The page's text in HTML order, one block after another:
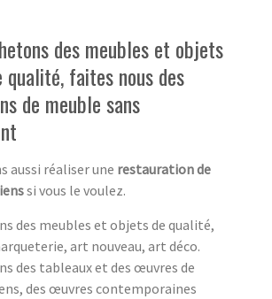
des meubles et objets
qualité, faites nous des
de meuble sans
aussi réaliser une restauration de
si vous le voulez.
des meubles et objets de qualité,
art nouveau, art déco.
des tableaux et des œuvres de
des œuvres contemporaines